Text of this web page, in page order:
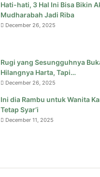
Hati-hati, 3 Hal Ini Bisa Bikin
Mudharabah Jadi Riba
December 26, 2025
Rugi yang Sesungguhnya
Hilangnya Harta, Tapi…
December 26, 2025
Ini dia Rambu untuk Wanita
Tetap Syar’i
December 11, 2025